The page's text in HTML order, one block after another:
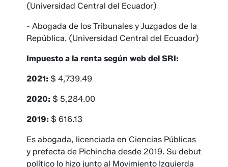
(Universidad Central del Ecuador)
- Abogada de los Tribunales y Juzgados de la
República. (Universidad Central del Ecuador)
Impuesto a la renta según web del SRI:
2021: $ 4,739.49
2020: $ 5,284.00
2019: $ 616.13
Es abogada, licenciada en Ciencias Públicas
y prefecta de Pichincha desde 2019. Su debut
político lo hizo junto al Movimiento Izquierda